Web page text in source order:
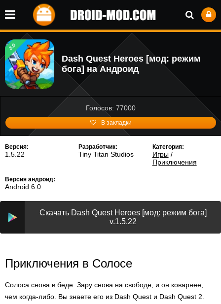
3.0
Dash Quest Heroes [мод: режим
бога] на Андроид
Голосов: 77000
В закладки
Версия:
1.5.22
Разработчик:
Tiny Titan Studios
Категория:
Игры/
Приключения
Версия андроид:
Android 6.0
Скачать Dash Quest Heroes [мод: режим бога]
v.1.5.22
Приключения в Солосе
Солоса снова в беде. Зару снова на свободе, и он коварнее,
чем когда-либо. Вы знаете его из Dash Quest и Dash Quest 2.